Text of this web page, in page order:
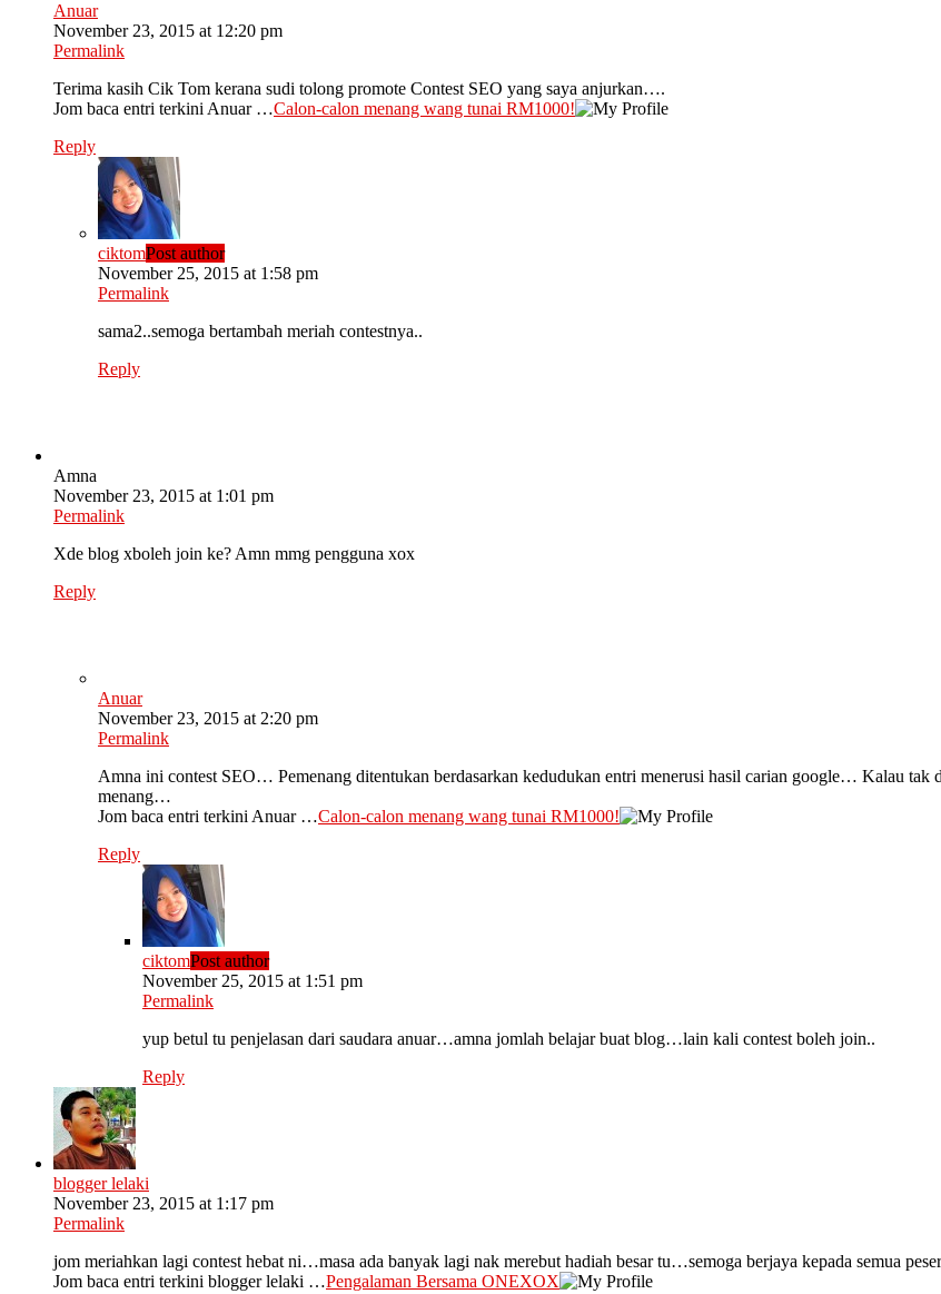
Anuar
November 23, 2015 at 12:20 pm
Permalink
Terima kasih Cik Tom kerana sudi tolong promote Contest SEO yang saya anjurkan….
Jom baca entri terkini Anuar …Calon-calon menang wang tunai RM1000!
Reply
ciktomPost author
November 25, 2015 at 1:58 pm
Permalink
sama2..semoga bertambah meriah contestnya..
Reply
Amna
November 23, 2015 at 1:01 pm
Permalink
Xde blog xboleh join ke? Amn mmg pengguna xox
Reply
Anuar
November 23, 2015 at 2:20 pm
Permalink
Amna ini contest SEO… Pemenang ditentukan berdasarkan kedudukan entri menerusi hasil carian google… Kalau
menang…
Jom baca entri terkini Anuar …Calon-calon menang wang tunai RM1000!
Reply
ciktomPost author
November 25, 2015 at 1:51 pm
Permalink
yup betul tu penjelasan dari saudara anuar…amna jomlah belajar buat blog…lain kali contest boleh join..
Reply
blogger lelaki
November 23, 2015 at 1:17 pm
Permalink
jom meriahkan lagi contest hebat ni…masa ada banyak lagi nak merebut hadiah besar tu…semoga berjaya kepada semua
Jom baca entri terkini blogger lelaki …Pengalaman Bersama ONEXOX